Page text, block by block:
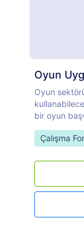
Oyun
Oyun
bir oyun
başvuruda
isteyecektir.
Go to
Çalışma